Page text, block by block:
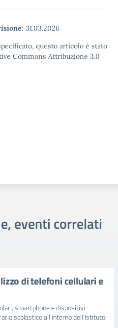
31.03.2026
questo articolo è stato
Commons Attribuzione 3.0
eventi correlati
di telefoni cellulari e
smartphone e dispositivi
scolastico all’interno dell’Istituto.